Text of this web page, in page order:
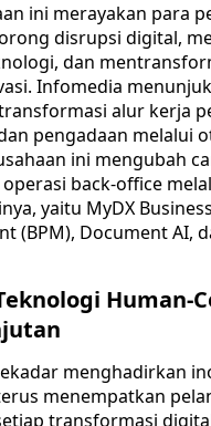
ini merayakan para
disrupsi digital,
dan
Infomedia
alur kerja
pengadaan melalui
ini mengubah
back-office
yaitu MyDX
(BPM), Document AI,
Human-
menghadirkan
menempatkan
transformasi